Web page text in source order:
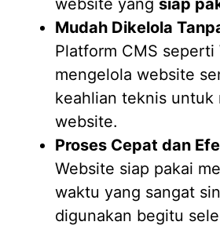
website yang siap
Mudah Dikelola
Platform CMS seperti
mengelola website
keahlian teknis untuk
website.
Proses Cepat dan
Website siap pakai
waktu yang sangat
digunakan begitu